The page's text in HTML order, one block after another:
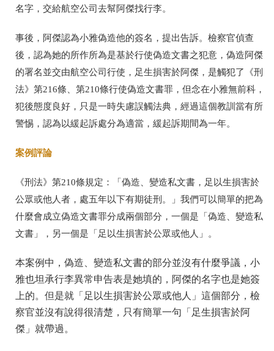
名字，交給航空公司去幫阿傑找行李。
事後，阿傑認為小雅偽造他的簽名，提出告訴。檢察官偵查
後，認為她的所作所為是基於行使偽造文書之犯意，偽造阿傑
的署名並交由航空公司行使，足生損害於阿傑，是觸犯了《刑
法》第216條、第210條行使偽造文書罪，但念在小雅無前科，
犯後態度良好，只是一時失慮誤觸法典，經過這個教訓當有所
警惕，認為以緩起訴處分為適當，緩起訴期間為一年。
案例評論
《刑法》第210條規定：「偽造、變造私文書，足以生損害於
公眾或他人者，處五年以下有期徒刑。」我們可以簡單的把為
什麼會成立偽造文書罪分成兩個部分，一個是「偽造、變造私
文書」，另一個是「足以生損害於公眾或他人」。
本案例中，偽造、變造私文書的部分並沒有什麼爭議，小
雅也坦承行李異常申告表是她填的，阿傑的名字也是她簽
上的。但是就「足以生損害於公眾或他人」這個部分，檢
察官並沒有說得很清楚，只有簡單一句「足生損害於阿
傑」就帶過。